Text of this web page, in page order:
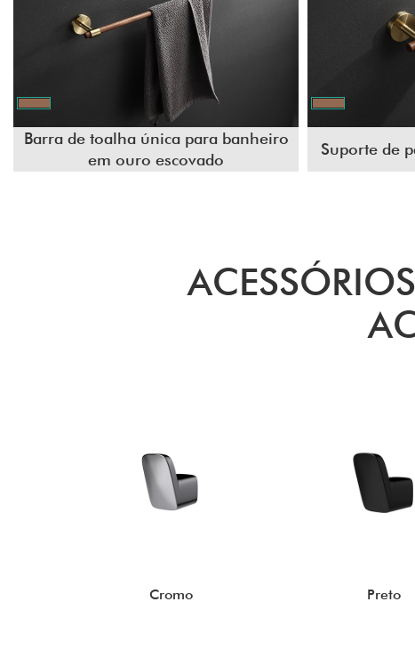
Barra de toalha única para banheiro
em ouro escovado
Suporte de
Cromo Preto